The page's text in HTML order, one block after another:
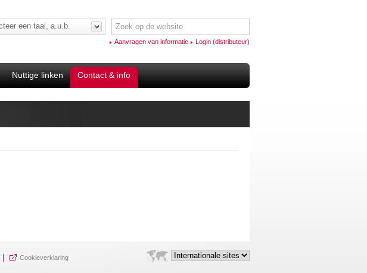
een taal, a.u.b.
Aanvragen van informatie Login (distributeur)
Nuttige linken Contact & info
Cookieverklaring